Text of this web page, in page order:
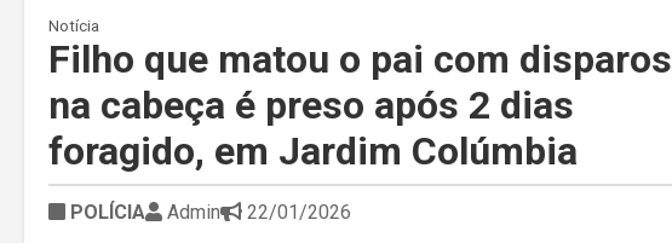
Notícia
Filho que matou o pai com disparos
na cabeça é preso após 2 dias
foragido, em Jardim Colúmbia
POLÍCIA Admin 22/01/2026